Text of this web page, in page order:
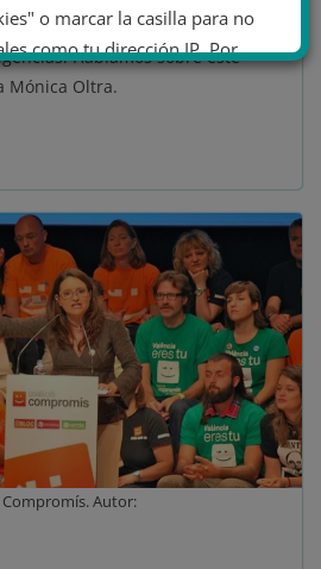
a Cristina Seguí y la
Hablamos sobre este
Mónica Oltra.
Autor:
o marcar la casilla para no
como tu dirección IP. Por
Política de cookies.
personal
Aceptar cookies
Política de cookies